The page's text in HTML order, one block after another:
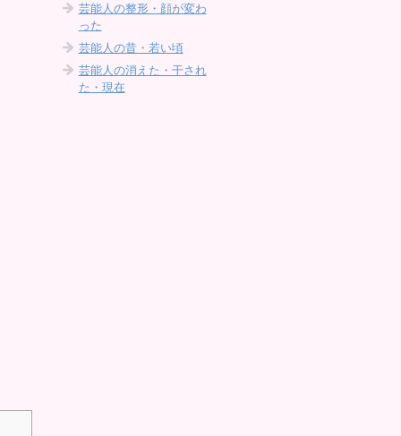
芸能人の整形・顔が変わ
った
芸能人の昔・若い頃
芸能人の消えた・干され
た・現在